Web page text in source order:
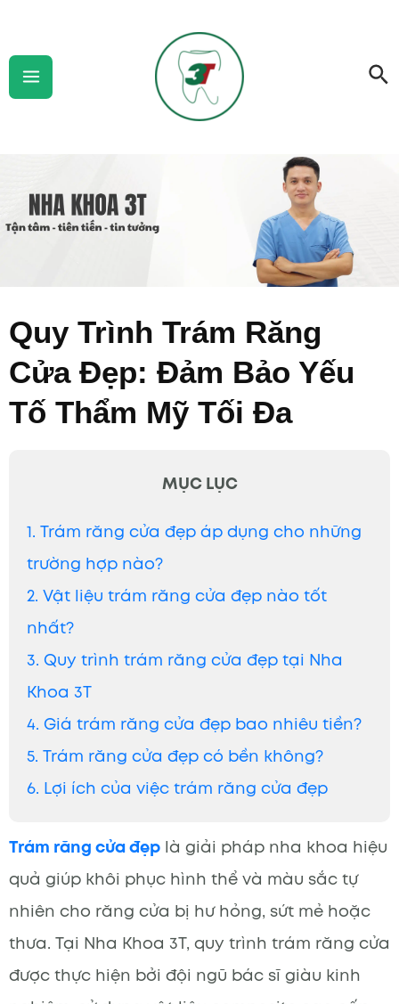
content
Menu
Quy Trình Trám Răng
Cửa Đẹp: Đảm Bảo Yếu
Tố Thẩm Mỹ Tối Đa
MỤC LỤC
1. Trám răng cửa đẹp áp dụng cho những
trường hợp nào?
2. Vật liệu trám răng cửa đẹp nào tốt
nhất?
3. Quy trình trám răng cửa đẹp tại Nha
Khoa 3T
4. Giá trám răng cửa đẹp bao nhiêu tiền?
5. Trám răng cửa đẹp có bền không?
6. Lợi ích của việc trám răng cửa đẹp
Trám răng cửa đẹplà giải pháp nha khoa hiệu
quả giúp khôi phục hình thể và màu sắc tự
nhiên cho răng cửa bị hư hỏng, sứt mẻ hoặc
thưa. Tại Nha Khoa 3T, quy trình trám răng cửa
được thực hiện bởi đội ngũ bác sĩ giàu kinh